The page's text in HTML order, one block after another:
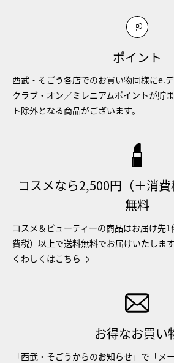
ポイント
西武・そごう各店でのお買い物同様にe.
クラブ・オン／ミレニアムポイントが貯
ト除外となる商品がございます。
コスメなら2,500円（＋消
無料
コスメ＆ビューティーの商品はお届け先
費税）以上で送料無料でお届けいたします
くわしくはこちら
お得なお買い
「西武・そごうからのお知らせ」で「メ